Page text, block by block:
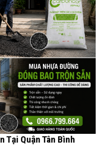
Tại Quận Tân Bình